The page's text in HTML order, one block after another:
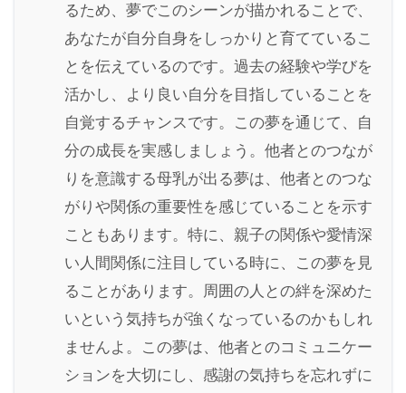
るため、夢でこのシーンが描かれることで、
あなたが自分自身をしっかりと育てているこ
とを伝えているのです。過去の経験や学びを
活かし、より良い自分を目指していることを
自覚するチャンスです。この夢を通じて、自
分の成長を実感しましょう。他者とのつなが
りを意識する母乳が出る夢は、他者とのつな
がりや関係の重要性を感じていることを示す
こともあります。特に、親子の関係や愛情深
い人間関係に注目している時に、この夢を見
ることがあります。周囲の人との絆を深めた
いという気持ちが強くなっているのかもしれ
ませんよ。この夢は、他者とのコミュニケー
ションを大切にし、感謝の気持ちを忘れずに